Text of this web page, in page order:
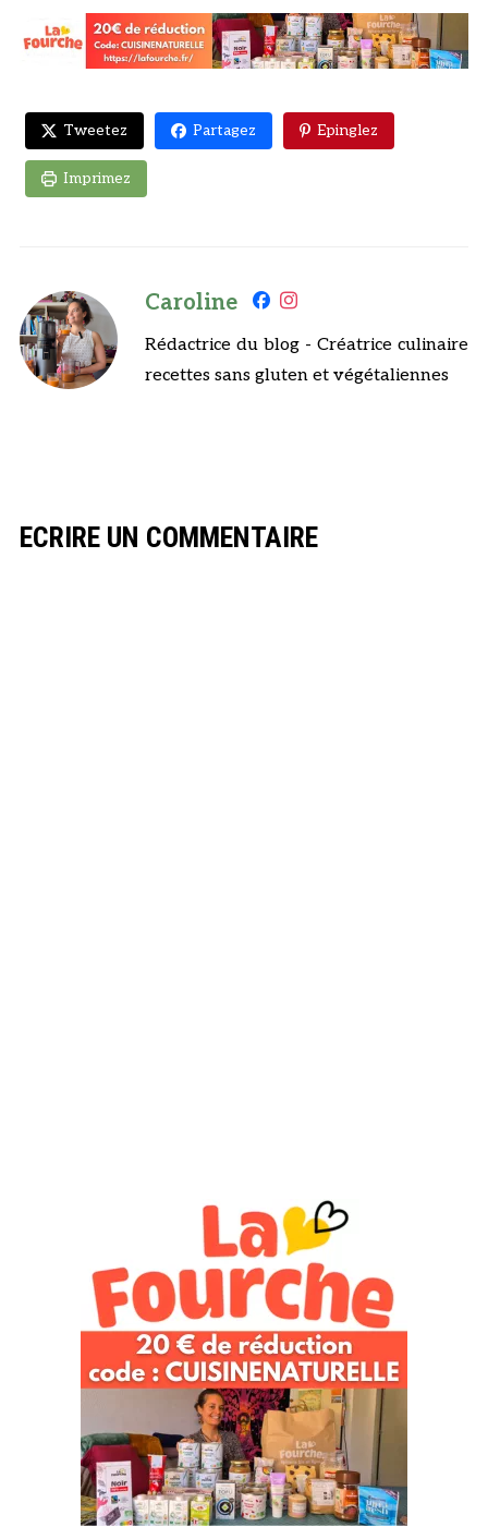
Tweetez Partagez Epinglez
Imprimez
Caroline
Rédactrice du blog - Créatrice culinaire
recettes sans gluten et végétaliennes
ECRIRE UN COMMENTAIRE